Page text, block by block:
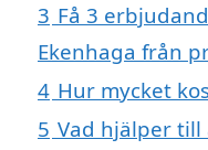
3 Få 3
Ekenhaga från
4 Hur mycket
5 Vad hjälper till